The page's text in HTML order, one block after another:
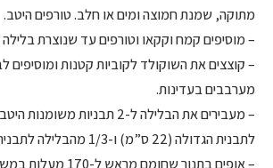
מתוקה, שמנת חמוצה ומים או חלב. טורפים היטב.
– מוסיפים קמח וקקאו וטורפים עד שנוצרת
– קוצצים את השוקולד לקוביות קטנות ומוסיפים
מערבבים בעדינות.
לתבנית הגדולה (22 ס”מ) ו-1/3 מהבלילה לתבנית הקטנה (10 ס”מ).